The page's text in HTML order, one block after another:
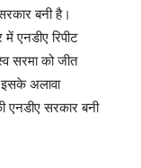
बनी है।
एनडीए रिपीट
सरमा को जीत
इसके अलावा
एनडीए सरकार बनी